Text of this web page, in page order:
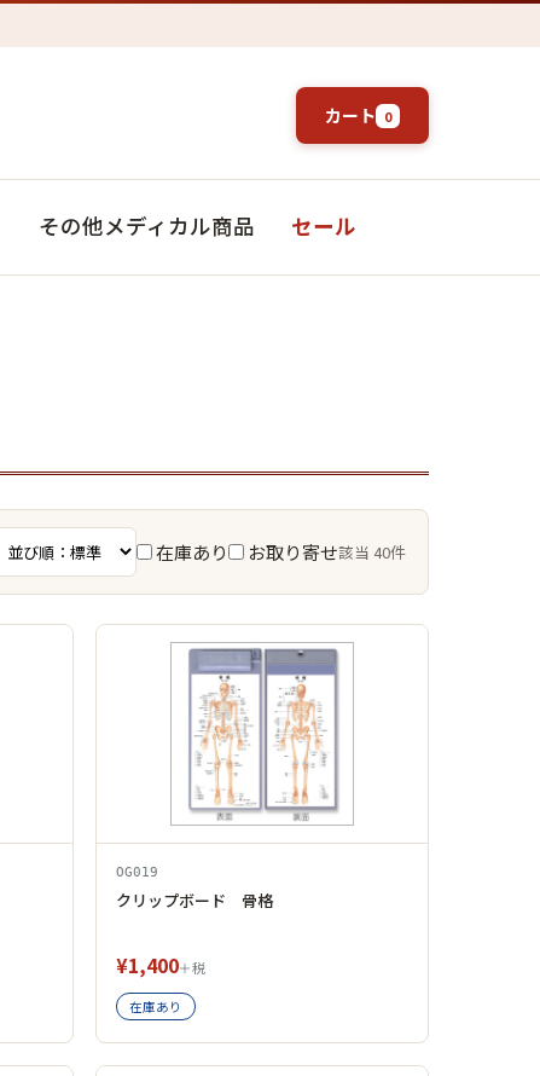
カート 0
その他メディカル商品 セール
在庫あり お取り寄せ該当 40件
OG019
クリップボード 骨格
¥1,400＋税
在庫あり